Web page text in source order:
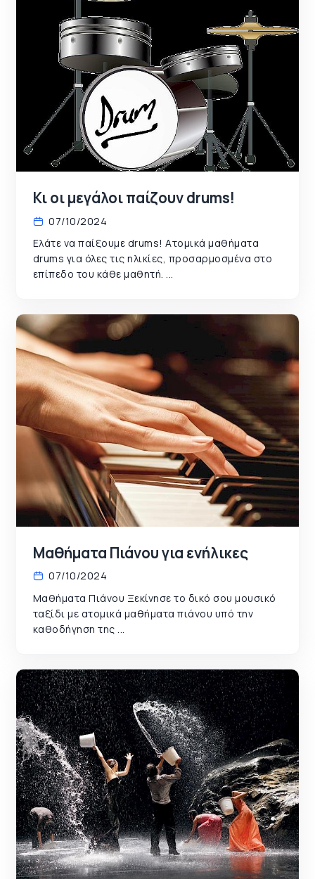
Κι οι μεγάλοι παίζουν drums!
07/10/2024
Ελάτε να παίξουμε drums! Ατομικά μαθήματα
drums για όλες τις ηλικίες, προσαρμοσμένα στο
επίπεδο του κάθε μαθητή. ...
Μαθήματα Πιάνου για ενήλικες
07/10/2024
Μαθήματα Πιάνου Ξεκίνησε το δικό σου μουσικό
ταξίδι με ατομικά μαθήματα πιάνου υπό την
καθοδήγηση της ...